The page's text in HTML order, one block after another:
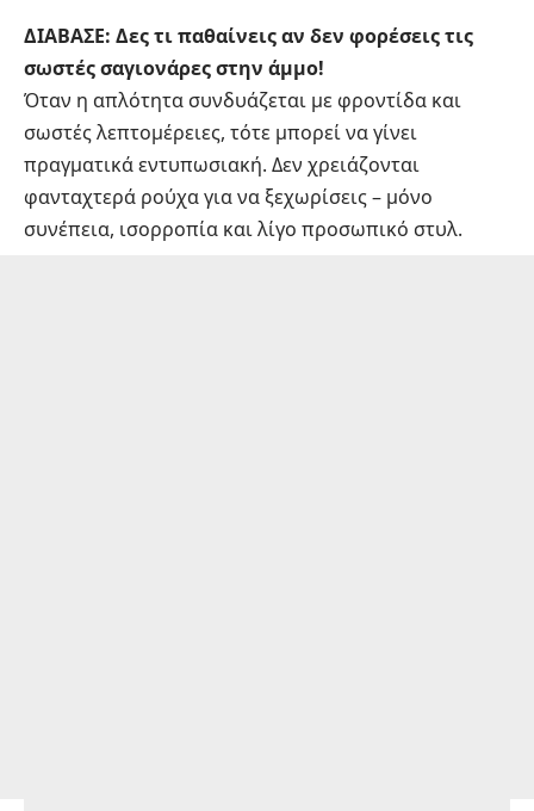
ΔΙΑΒΑΣΕ: Δες τι παθαίνεις αν δεν φορέσεις τις
σωστές σαγιονάρες στην άμμο!
Όταν η απλότητα συνδυάζεται με φροντίδα και
σωστές λεπτομέρειες, τότε μπορεί να γίνει
πραγματικά εντυπωσιακή. Δεν χρειάζονται
φανταχτερά ρούχα για να ξεχωρίσεις – μόνο
συνέπεια, ισορροπία και λίγο προσωπικό στυλ.